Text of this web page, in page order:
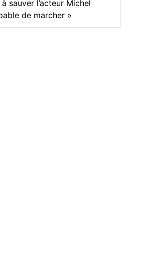
sauver l’acteur Michel
de marcher »